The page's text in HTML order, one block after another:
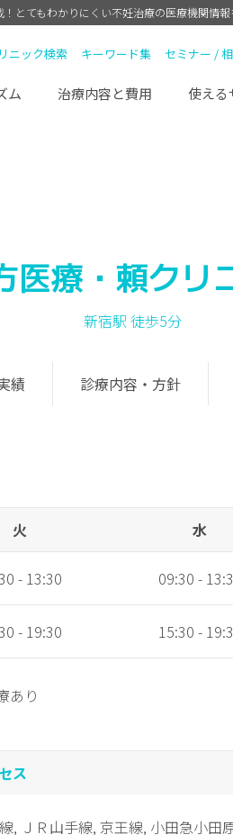
とてもわかりにくい不妊治療の医療機関情
ニック検索 キーワード集 セミナー /
ム 治療内容と費用 使える
医療・頼クリ
新宿駅 徒歩5分
績 診療内容・方針
火 水
- 13:30 09:30 -
- 19:30 15:30 -
あり
ス
, ＪＲ山手線, 京王線, 小田急小